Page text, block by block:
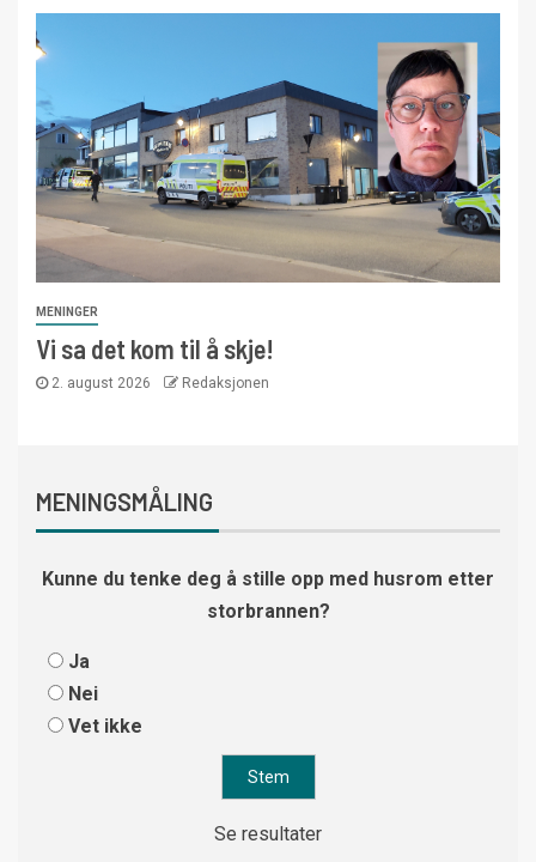
MENINGER
Vi sa det kom til å skje!
2. august 2026 Redaksjonen
MENINGSMÅLING
Kunne du tenke deg å stille opp med husrom etter
storbrannen?
Ja
Nei
Vet ikke
Se resultater